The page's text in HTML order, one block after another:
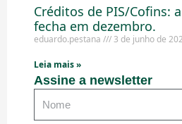
Créditos de PIS/Cofins:
fecha em dezembro.
eduardo.pestana 3 de junho de
Leia mais »
Assine a newsletter